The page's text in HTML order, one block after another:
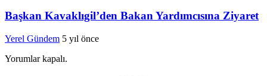
Başkan Kavaklıgil’den Bakan Yardımcısına Ziyaret
Yerel Gündem 5 yıl önce
Yorumlar kapalı.